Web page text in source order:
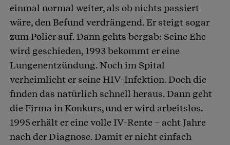
einmal normal weiter, als ob nichts passiert
wäre, den Befund verdrängend. Er steigt sogar
zum Polier auf. Dann gehts bergab: Seine Ehe
wird geschieden, 1993 bekommt er eine
Lungenentzündung. Noch im Spital
verheimlicht er seine HIV-Infektion. Doch die
finden das natürlich schnell heraus. Dann geht
die Firma in Konkurs, und er wird arbeitslos.
1995 erhält er eine volle IV-Rente – acht Jahre
nach der Diagnose. Damit er nicht einfach